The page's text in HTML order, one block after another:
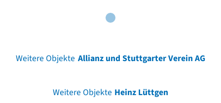
Weitere Objekte Allianz und Stuttgarter Verein AG
Weitere Objekte Heinz Lüttgen